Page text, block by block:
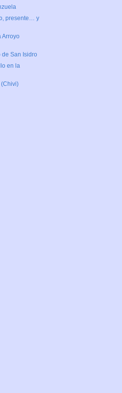
presente… y
Arroyo
de San Isidro
en la
(Chivi)